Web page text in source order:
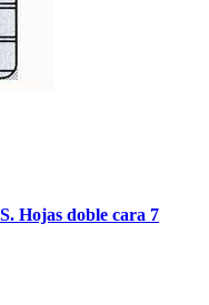
Hojas doble cara 7